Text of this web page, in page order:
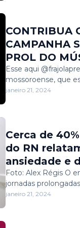
CONTRIBUA
CAMPANHA
PROL DO
Esse aqui
mossoroense, que
janeiro 21, 2024
Cerca de
do RN
ansiedade e
Foto: Alex Régis O
jornadas
janeiro 21, 2024